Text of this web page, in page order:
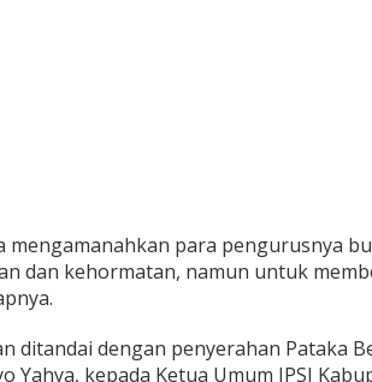
mengamanahkan para pengurusnya
dan kehormatan, namun untuk
ditandai dengan penyerahan Pataka
Yahya, kepada Ketua Umum IPSI